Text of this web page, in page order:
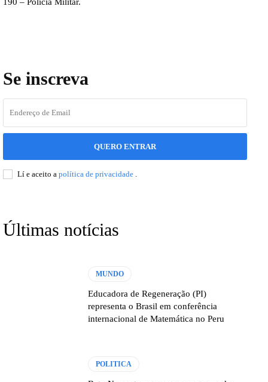
190 – Polícia Militar.
Se inscreva
QUERO ENTRAR
Lí e aceito a política de privacidade .
Últimas notícias
MUNDO
Educadora de Regeneração (PI)
representa o Brasil em conferência
internacional de Matemática no Peru
POLITICA